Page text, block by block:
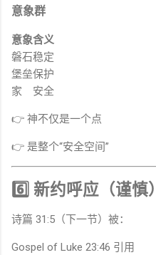
意象群
意象含义
磐石稳定
堡垒保护
家
安全
👉 神不仅是一个点
👉 是整个“安全空间”
6️⃣ 新约呼应（谨慎）
诗篇 31:5（下一节）被：
Gospel of Luke 23:46 引用